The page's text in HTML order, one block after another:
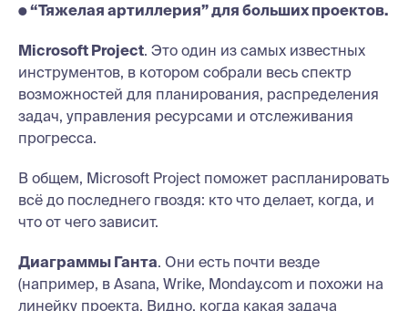
● “Тяжелая артиллерия” для больших проектов.
Microsoft Project. Это один из самых известных
инструментов, в котором собрали весь спектр
возможностей для планирования, распределения
задач, управления ресурсами и отслеживания
прогресса.
В общем, Microsoft Project поможет распланировать
всё до последнего гвоздя: кто что делает, когда, и
что от чего зависит.
Диаграммы Ганта. Они есть почти везде
(например, в Asana, Wrike, Monday.com и похожи на
линейку проекта. Видно, когда какая задача